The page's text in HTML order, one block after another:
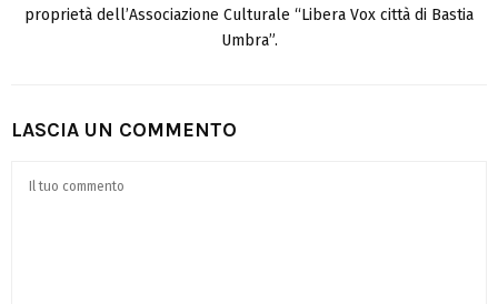
proprietà dell’Associazione Culturale “Libera Vox città di Bastia
Umbra”.
LASCIA UN COMMENTO